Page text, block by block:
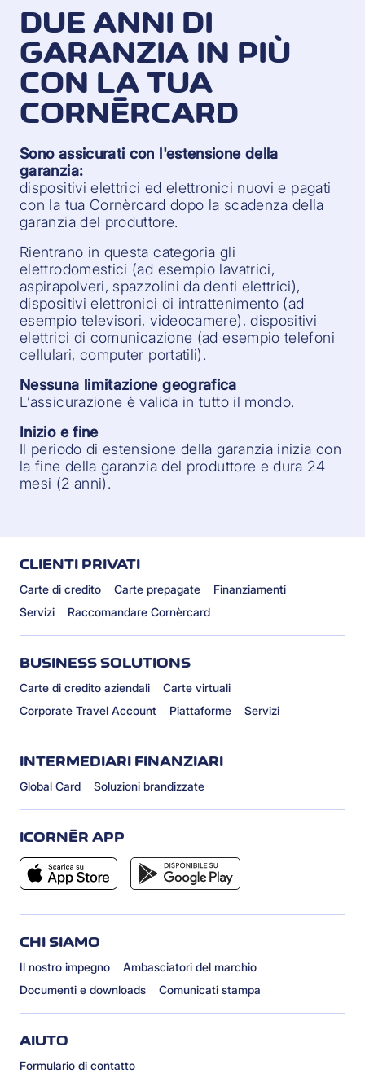
DUE ANNI DI
GARANZIA IN PIÙ
CON LA TUA
CORNÈRCARD
Sono assicurati con l'estensione della
garanzia:
dispositivi elettrici ed elettronici nuovi e pagati
con la tua Cornèrcard dopo la scadenza della
garanzia del produttore.
Rientrano in questa categoria gli
elettrodomestici (ad esempio lavatrici,
aspirapolveri, spazzolini da denti elettrici),
dispositivi elettronici di intrattenimento (ad
esempio televisori, videocamere), dispositivi
elettrici di comunicazione (ad esempio telefoni
cellulari, computer portatili).
Nessuna limitazione geografica
L’assicurazione è valida in tutto il mondo.
Inizio e fine
Il periodo di estensione della garanzia inizia con
la fine della garanzia del produttore e dura 24
mesi (2 anni).
CLIENTI PRIVATI
Carte di credito Carte prepagate
Finanziamenti
Servizi
Raccomandare Cornèrcard
BUSINESS SOLUTIONS
Carte di credito aziendali
Carte virtuali
Corporate Travel Account
Piattaforme Servizi
INTERMEDIARI FINANZIARI
Global Card Soluzioni brandizzate
ICORNÈR APP
CHI SIAMO
Il nostro impegno
Ambasciatori del marchio
Documenti e downloads
Comunicati stampa
AIUTO
Formulario di contatto